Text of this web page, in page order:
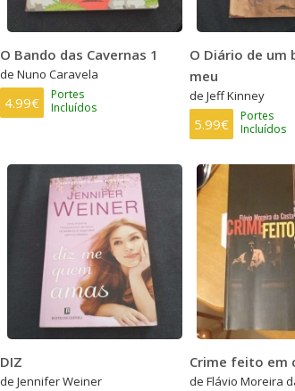
O Bando das Cavernas 1
de Nuno Caravela
4.99€
Portes
Incluídos
O Diário de um
meu
de Jeff Kinney
5.99€
Portes
Incluídos
DIZ
de Jennifer Weiner
Crime feito em
de Flávio Moreira